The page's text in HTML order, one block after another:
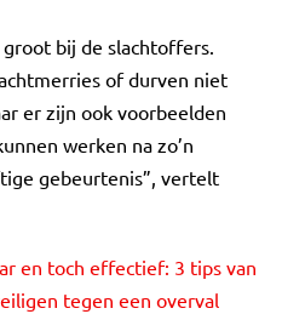
bij de slachtoffers.
of durven niet
er zijn ook voorbeelden
werken na zo’n
gebeurtenis”, vertelt
en toch effectief: 3 tips van
tegen een overval